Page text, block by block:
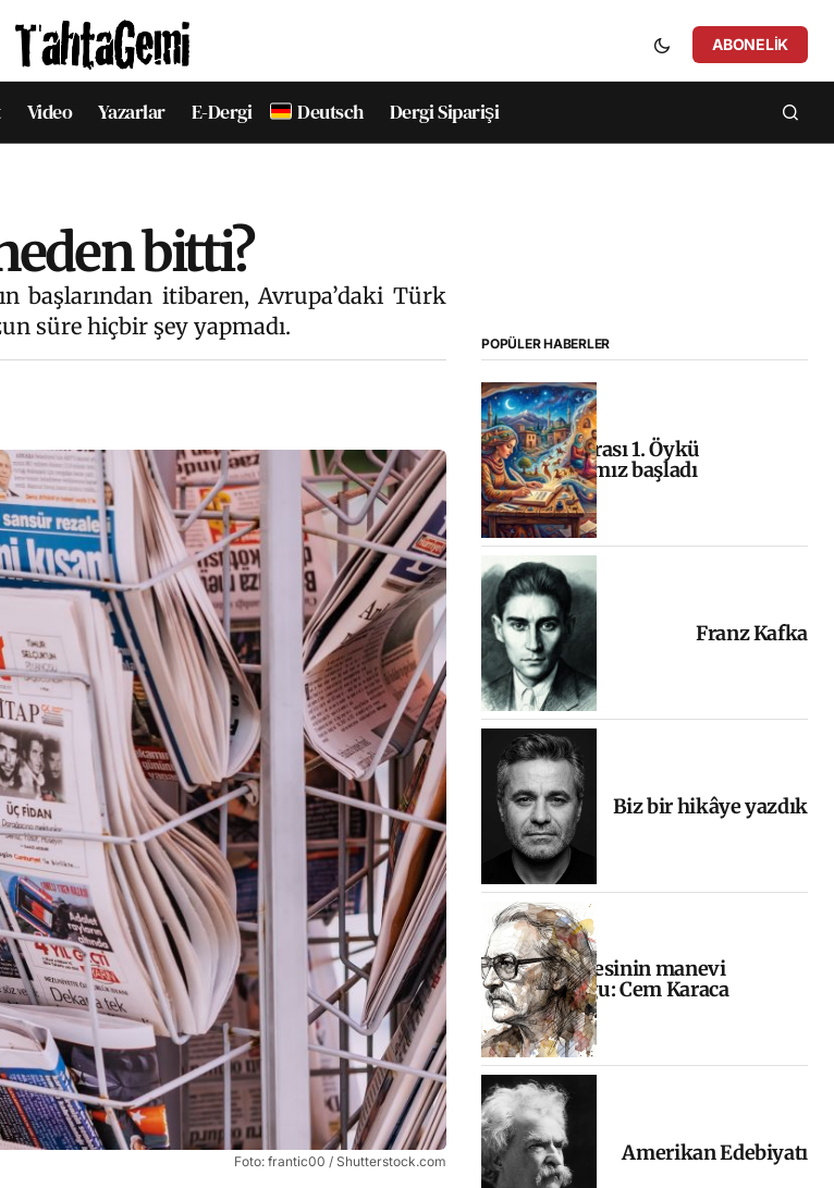
ABONELIK
Video Yazarlar E-Dergi Deutsch Dergi Siparişi
bitti?
başlarından itibaren, Avrupa’daki Türk
süre hiçbir şey yapmadı.
Foto: frantic00 / Shutterstock.com
POPÜLER HABERLER
Uluslararası 1. Öykü
Yarışmamız başladı
Franz Kafka
Biz bir hikâye yazdık
Halkın sesinin manevi
yolculuğu: Cem Karaca
Amerikan Edebiyatı